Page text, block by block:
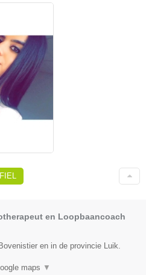
en Loopbaancoach
en in de provincie Luik.
maps ▼